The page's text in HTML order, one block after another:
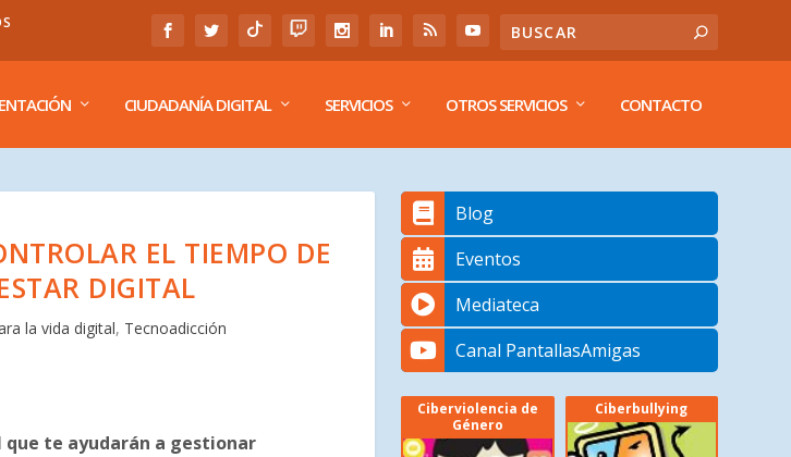
CIUDADANÍA DIGITAL SERVICIOS OTROS SERVICIOS CONTACTO
EL TIEMPO DE
DIGITAL
la vida digital, Tecnoadicción
te ayudarán a gestionar
Blog
Eventos
Mediateca
Canal PantallasAmigas
Ciberviolencia de
Género
Ciberbullying